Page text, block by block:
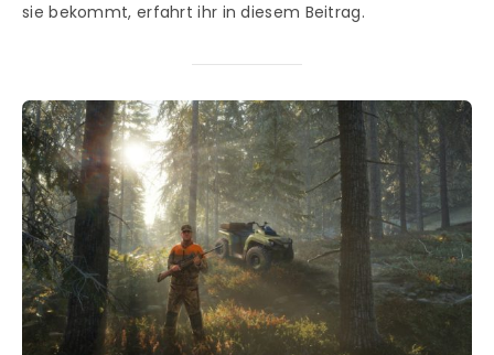
sie bekommt, erfahrt ihr in diesem Beitrag.